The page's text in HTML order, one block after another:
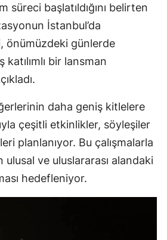
süreci başlatıldığını belirten
İstanbul’da
önümüzdeki günlerde
katılımlı bir lansman
daha geniş kitlelere
çeşitli etkinlikler, söyleşiler
planlanıyor. Bu çalışmalarla
ulusal ve uluslararası alandaki
hedefleniyor.